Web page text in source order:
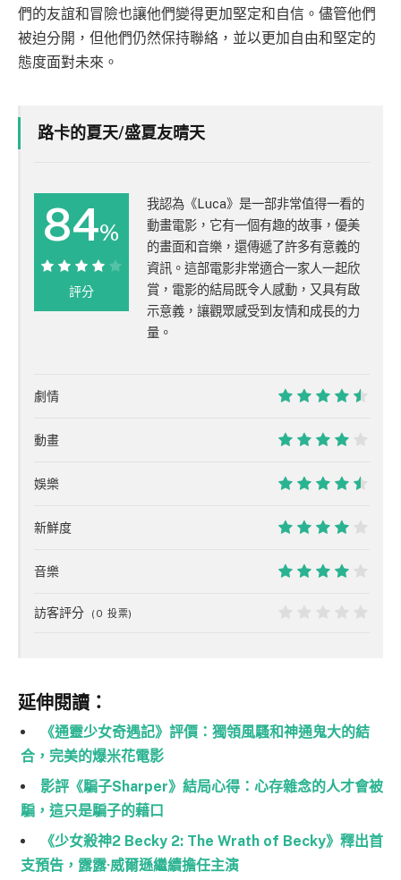
們的友誼和冒險也讓他們變得更加堅定和自信。儘管他們
被迫分開，但他們仍然保持聯絡，並以更加自由和堅定的
態度面對未來。
路卡的夏天/盛夏友晴天
84%
84%
評分
我認為《Luca》是一部非常值得一看的
動畫電影，它有一個有趣的故事，優美
的畫面和音樂，還傳遞了許多有意義的
資訊。這部電影非常適合一家人一起欣
賞，電影的結局既令人感動，又具有啟
示意義，讓觀眾感受到友情和成長的力
量。
劇情
動畫
娛樂
新鮮度
音樂
訪客評分 ( 0 投票)
延伸閱讀：
《通靈少女奇遇記》評價：獨領風騷和神通鬼大的結
合，完美的爆米花電影
影評《騙子Sharper》結局心得：心存雜念的人才會被
騙，這只是騙子的藉口
《少女殺神2 Becky 2: The Wrath of Becky》釋出首
支預告，露露·威爾遜繼續擔任主演